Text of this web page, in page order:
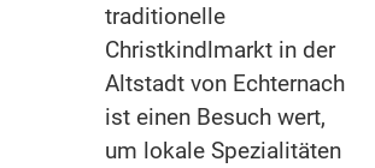
traditionelle
Christkindlmarkt in der
Altstadt von Echternach
ist einen Besuch wert,
um lokale Spezialitäten